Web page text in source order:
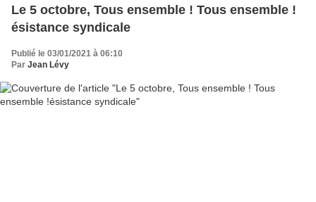
Le 5 octobre, Tous ensemble ! Tous ensemble !
ésistance syndicale
Publié le 03/01/2021 à 06:10
Par Jean Lévy